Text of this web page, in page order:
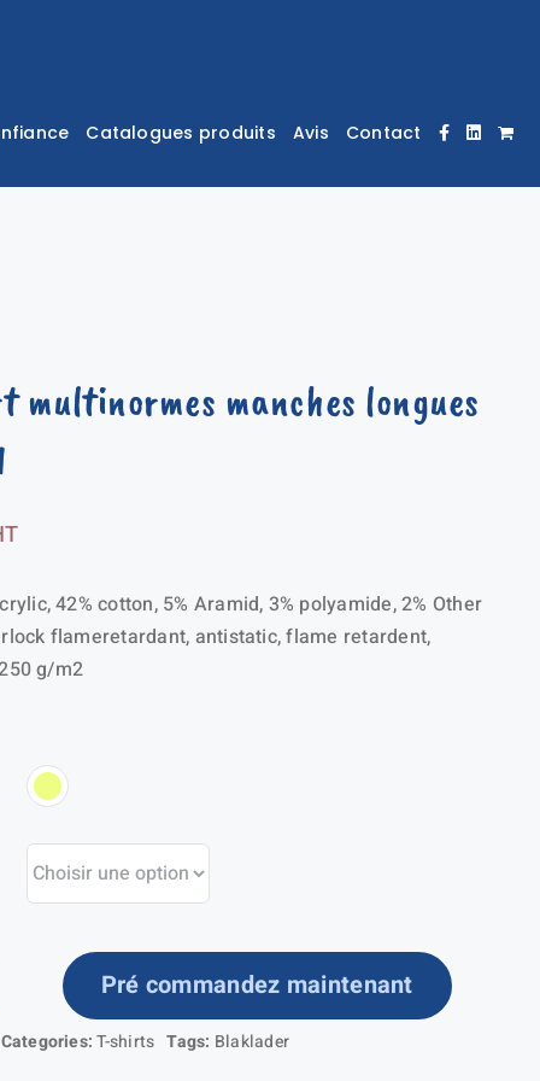
Catalogues produits Avis Contact
multinormes manches longues
42% cotton, 5% Aramid, 3% polyamide, 2% Other
flameretardant, antistatic, flame retardent,
g/m2
Pré commandez maintenant
Categories:T-shirts Tags: Blaklader